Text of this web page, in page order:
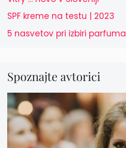
SPF kreme na testu | 2023
5 nasvetov pri izbiri parfuma
Spoznajte avtorici